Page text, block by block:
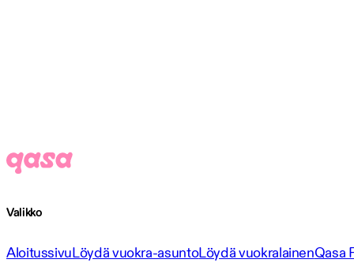
Valikko
AloitussivuLöydä vuokra-asuntoLöydä vuokralainenQasa